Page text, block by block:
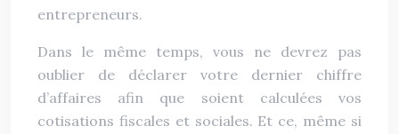
entrepreneurs.
Dans le même temps, vous ne devrez pas
oublier de déclarer votre dernier chiffre
d’affaires afin que soient calculées vos
cotisations fiscales et sociales. Et ce, même si